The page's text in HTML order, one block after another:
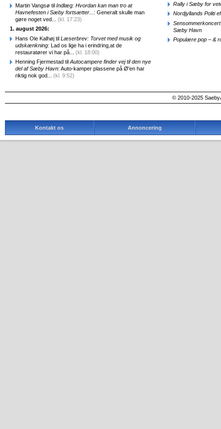
Martin Vangsø til Indlæg: Hvordan kan man tro at
Havnefesten i Sæby fortsætter... : Generalt skulle man
gøre noget ved... (kl. 17:23)
1. august 2026:
Hans Ole Kalhøj til Læserbrev: Torvet med musik og
udskænkning: Lad os lige ha i erindring,at de
restauratører vi har på... (kl. 18:00)
Henning Fjermestad til Autocampere finder vej til den nye
del af Sæby Havn: Auto-kamper plassene på Ø'en har
riktig nok god... (kl. 9:52)
Rally i Sæby for
Nordjyllands Politi
Sæby Havn
Populære pop – &
© 2010-2025
Kontakt os Annoncering